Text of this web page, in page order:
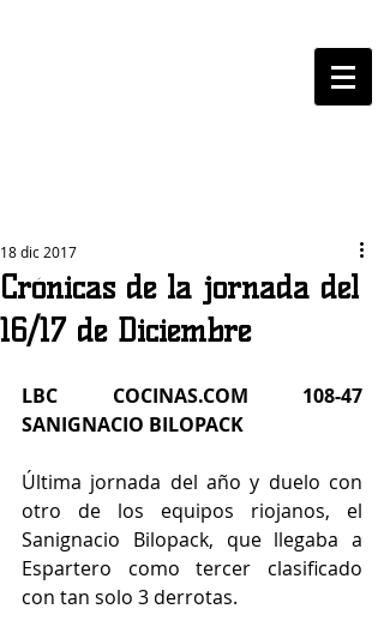
Crónicas de la jornada del
16/17 de Diciembre
18 dic 2017
LBC COCINAS.COM 108-47
SANIGNACIO BILOPACK
Última jornada del año y duelo con
otro de los equipos riojanos, el
Sanignacio Bilopack, que llegaba a
Espartero como tercer clasificado
con tan solo 3 derrotas.